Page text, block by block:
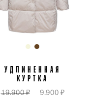
УДЛИНЕННАЯ
КУРТКА
19.900 ₽ 9.900 ₽